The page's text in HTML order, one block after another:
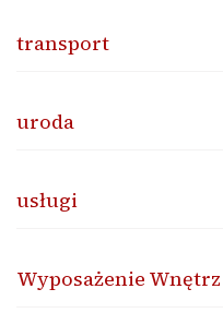
transport
uroda
usługi
Wyposażenie Wnętrz